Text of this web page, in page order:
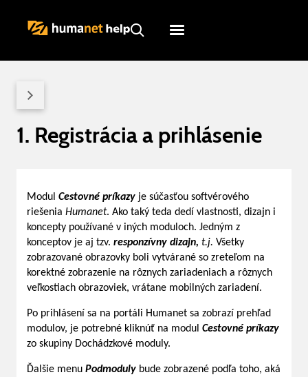
Humanet
1. Registrácia a prihlásenie
Modul Cestovné príkazy je súčasťou softvérového
riešenia Humanet. Ako taký teda dedí vlastnosti, dizajn i
koncepty používané v iných moduloch. Jedným z
konceptov je aj tzv. responzívny dizajn, t.j. Všetky
zobrazované obrazovky boli vytvárané so zreteľom na
korektné zobrazenie na rôznych zariadeniach a rôznych
veľkostiach obrazoviek, vrátane mobilných zariadení.
Po prihlásení sa na portáli Humanet sa zobrazí prehľad
modulov, je potrebné kliknúť na modul Cestovné príkazy
zo skupiny Dochádzkové moduly.
Ďalšie menu Podmoduly bude zobrazené podľa toho, aká